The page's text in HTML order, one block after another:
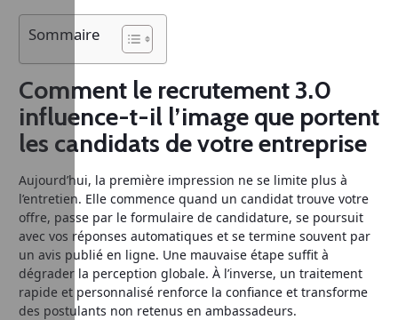
Sommaire
Comment le recrutement 3.0
influence-t-il l’image que portent
les candidats de votre entreprise
Aujourd’hui, la première impression ne se limite plus à
l’entretien. Elle commence quand un candidat trouve votre
offre, passe par le formulaire de candidature, se poursuit
avec vos réponses automatiques et se termine souvent par
un avis publié en ligne. Une mauvaise étape suffit à
dégrader la perception globale. À l’inverse, un traitement
rapide et personnalisé renforce la confiance et transforme
des postulants non retenus en ambassadeurs.